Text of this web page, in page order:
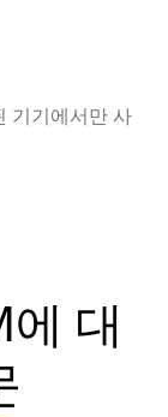
기기에서만 사
대